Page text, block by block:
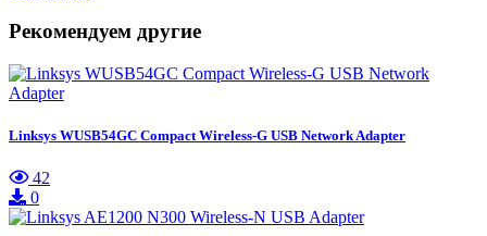
Рекомендуем другие
Linksys WUSB54GC Compact Wireless-G USB Network Adapter
42
0